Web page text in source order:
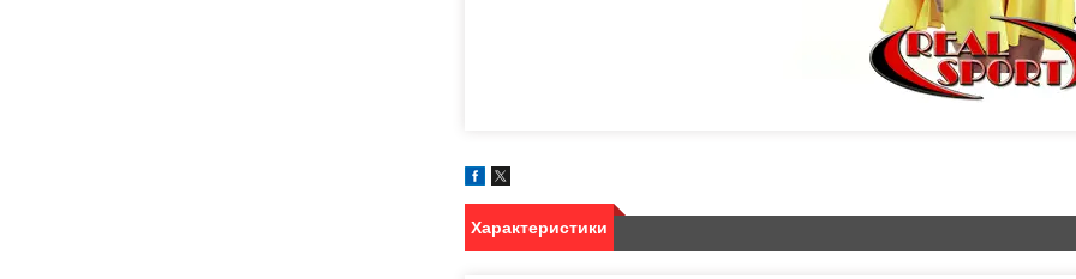
Характеристики